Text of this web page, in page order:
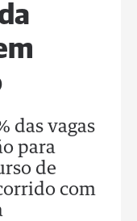
das vagas
para
de
com